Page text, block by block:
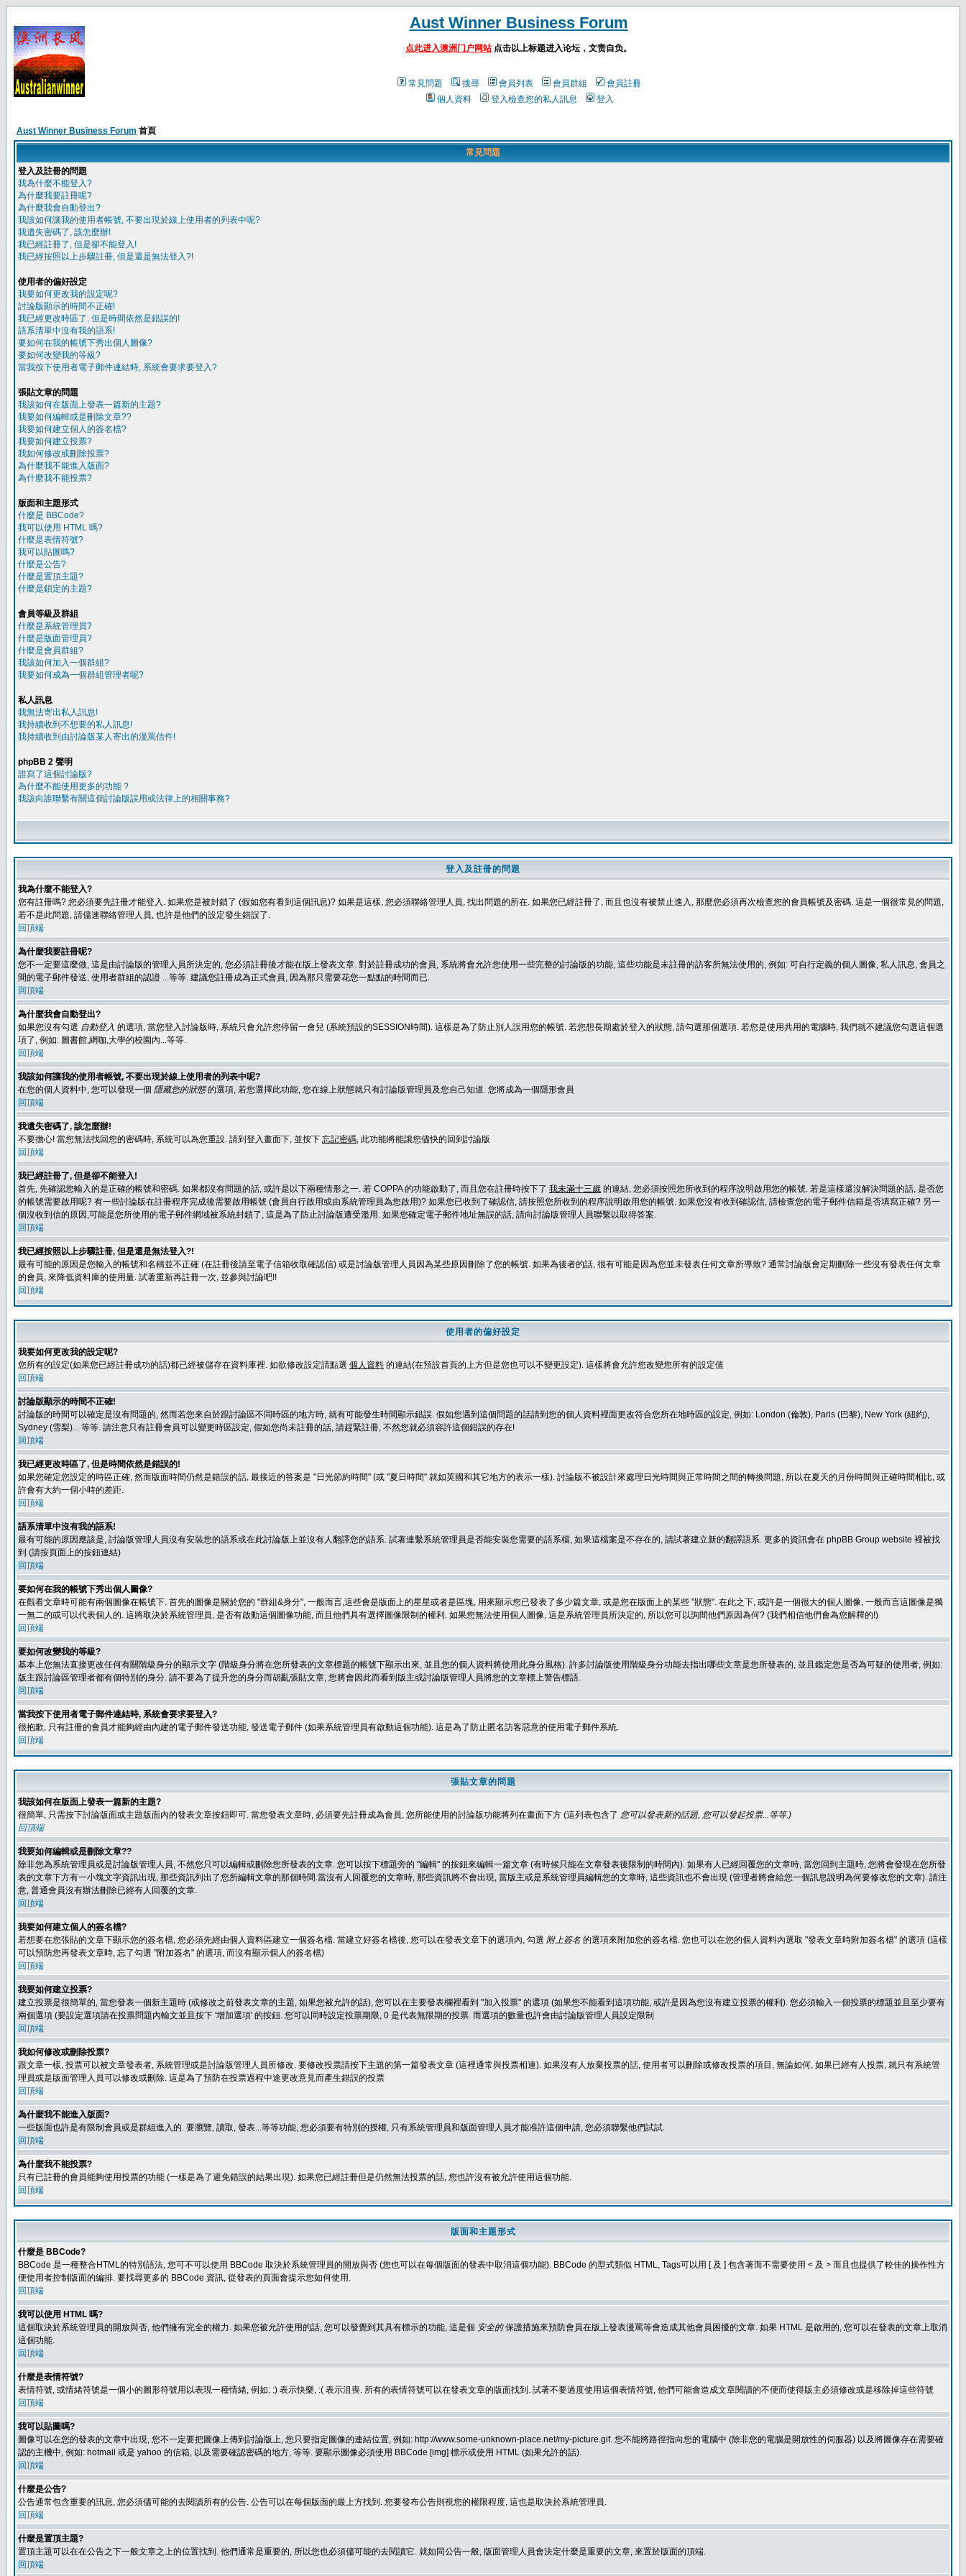
Aust Winner Business Forum
点此进入澳洲门户网站点击以上标题进入论坛，文责自负。
常見問題 搜尋 會員列表 會員群組
會員註冊
個人資料
登入檢查您的私人訊息 登入
Aust Winner Business Forum 首頁
常見問題
登入及註冊的問題
我為什麼不能登入?
為什麼我要註冊呢?
為什麼我會自動登出?
我該如何讓我的使用者帳號, 不要出現於線上使用者的列表中呢?
我遺失密碼了, 該怎麼辦!
我已經註冊了, 但是卻不能登入!
我已經按照以上步驟註冊, 但是還是無法登入?!
使用者的偏好設定
我要如何更改我的設定呢?
討論版顯示的時間不正確!
我已經更改時區了, 但是時間依然是錯誤的!
語系清單中沒有我的語系!
要如何在我的帳號下秀出個人圖像?
要如何改變我的等級?
當我按下使用者電子郵件連結時, 系統會要求要登入?
張貼文章的問題
我該如何在版面上發表一篇新的主題?
我要如何編輯或是刪除文章??
我要如何建立個人的簽名檔?
我要如何建立投票?
我如何修改或刪除投票?
為什麼我不能進入版面?
為什麼我不能投票?
版面和主題形式
什麼是 BBCode?
我可以使用 HTML 嗎?
什麼是表情符號?
我可以貼圖嗎?
什麼是公告?
什麼是置頂主題?
什麼是鎖定的主題?
會員等級及群組
什麼是系統管理員?
什麼是版面管理員?
什麼是會員群組?
我該如何加入一個群組?
我要如何成為一個群組管理者呢?
私人訊息
我無法寄出私人訊息!
我持續收到不想要的私人訊息!
我持續收到由討論版某人寄出的漫罵信件!
phpBB 2 聲明
誰寫了這個討論版?
為什麼不能使用更多的功能 ?
我該向誰聯繫有關這個討論版誤用或法律上的相關事務?
登入及註冊的問題
我為什麼不能登入?
您有註冊嗎? 您必須要先註冊才能登入. 如果您是被封鎖了 (假如您有看到這個訊息)? 如果是這樣, 您必須聯絡管理人員, 找出問題的所在. 如果您已經註冊了, 而且也沒有被禁止進入, 那麼您必須再次檢查您的會員帳號及密碼. 這是一個很常見的問題,
若不是此問題, 請儘速聯絡管理人員, 也許是他們的設定發生錯誤了.
回頂端
為什麼我要註冊呢?
您不一定要這麼做, 這是由討論版的管理人員所決定的, 您必須註冊後才能在版上發表文章. 對於註冊成功的會員, 系統將會允許您使用一些完整的討論版的功能, 這些功能是未註冊的訪客所無法使用的, 例如: 可自行定義的個人圖像, 私人訊息, 會員之
間的電子郵件發送, 使用者群組的認證 ...等等. 建議您註冊成為正式會員, 因為那只需要花您一點點的時間而已.
回頂端
為什麼我會自動登出?
如果您沒有勾選 自動登入 的選項, 當您登入討論版時, 系統只會允許您停留一會兒 (系統預設的SESSION時間). 這樣是為了防止別人誤用您的帳號. 若您想長期處於登入的狀態, 請勾選那個選項. 若您是使用共用的電腦時, 我們就不建議您勾選這個選
項了, 例如: 圖書館,網咖,大學的校園內...等等.
回頂端
我該如何讓我的使用者帳號, 不要出現於線上使用者的列表中呢?
在您的個人資料中, 您可以發現一個 隱藏您的狀態的選項, 若您選擇此功能, 您在線上狀態就只有討論版管理員及您自己知道. 您將成為一個隱形會員
回頂端
我遺失密碼了, 該怎麼辦!
不要擔心! 當您無法找回您的密碼時, 系統可以為您重設. 請到登入畫面下, 並按下 忘記密碼, 此功能將能讓您儘快的回到討論版
回頂端
我已經註冊了, 但是卻不能登入!
首先, 先確認您輸入的是正確的帳號和密碼. 如果都沒有問題的話, 或許是以下兩種情形之一. 若 COPPA 的功能啟動了, 而且您在註冊時按下了 我未滿十三歲 的連結, 您必須按照您所收到的程序說明啟用您的帳號. 若是這樣還沒解決問題的話, 是否您
的帳號需要啟用呢? 有一些討論版在註冊程序完成後需要啟用帳號 (會員自行啟用或由系統管理員為您啟用)? 如果您已收到了確認信, 請按照您所收到的程序說明啟用您的帳號. 如果您沒有收到確認信, 請檢查您的電子郵件信箱是否填寫正確? 另一
個沒收到信的原因,可能是您所使用的電子郵件網域被系統封鎖了, 這是為了防止討論版遭受濫用. 如果您確定電子郵件地址無誤的話, 請向討論版管理人員聯繫以取得答案.
回頂端
我已經按照以上步驟註冊, 但是還是無法登入?!
最有可能的原因是您輸入的帳號和名稱並不正確 (在註冊後請至電子信箱收取確認信) 或是討論版管理人員因為某些原因刪除了您的帳號. 如果為後者的話, 很有可能是因為您並未發表任何文章所導致? 通常討論版會定期刪除一些沒有發表任何文章
的會員, 來降低資料庫的使用量. 試著重新再註冊一次, 並參與討論吧!!
回頂端
使用者的偏好設定
我要如何更改我的設定呢?
您所有的設定(如果您已經註冊成功的話)都已經被儲存在資料庫裡. 如欲修改設定請點選 個人資料 的連結(在預設首頁的上方但是您也可以不變更設定). 這樣將會允許您改變您所有的設定值
回頂端
討論版顯示的時間不正確!
討論版的時間可以確定是沒有問題的, 然而若您來自於跟討論區不同時區的地方時, 就有可能發生時間顯示錯誤. 假如您遇到這個問題的話請到您的個人資料裡面更改符合您所在地時區的設定, 例如: London (倫敦), Paris (巴黎), New York (紐約),
Sydney (雪梨)... 等等. 請注意只有註冊會員可以變更時區設定, 假如您尚未註冊的話, 請趕緊註冊, 不然您就必須容許這個錯誤的存在!
回頂端
我已經更改時區了, 但是時間依然是錯誤的!
如果您確定您設定的時區正確, 然而版面時間仍然是錯誤的話, 最接近的答案是 "日光節約時間" (或 "夏日時間" 就如英國和其它地方的表示一樣). 討論版不被設計來處理日光時間與正常時間之間的轉換問題, 所以在夏天的月份時間與正確時間相比, 或
許會有大約一個小時的差距.
回頂端
語系清單中沒有我的語系!
最有可能的原因應該是, 討論版管理人員沒有安裝您的語系或在此討論版上並沒有人翻譯您的語系. 試著連繫系統管理員是否能安裝您需要的語系檔, 如果這檔案是不存在的, 請試著建立新的翻譯語系. 更多的資訊會在 phpBB Group website 裡被找
到 (請按頁面上的按鈕連結)
回頂端
要如何在我的帳號下秀出個人圖像?
在觀看文章時可能有兩個圖像在帳號下. 首先的圖像是關於您的 "群組&身分", 一般而言,這些會是版面上的星星或者是區塊, 用來顯示您已發表了多少篇文章, 或是您在版面上的某些 "狀態". 在此之下, 或許是一個很大的個人圖像, 一般而言這圖像是獨
一無二的或可以代表個人的. 這將取決於系統管理員, 是否有啟動這個圖像功能, 而且他們具有選擇圖像限制的權利. 如果您無法使用個人圖像, 這是系統管理員所決定的, 所以您可以詢間他們原因為何? (我們相信他們會為您解釋的!)
回頂端
要如何改變我的等級?
基本上您無法直接更改任何有關階級身分的顯示文字 (階級身分將在您所發表的文章標題的帳號下顯示出來, 並且您的個人資料將使用此身分風格). 許多討論版使用階級身分功能去指出哪些文章是您所發表的, 並且鑑定您是否為可疑的使用者, 例如:
版主跟討論區管理者都有個特別的身分. 請不要為了提升您的身分而胡亂張貼文章, 您將會因此而看到版主或討論版管理人員將您的文章標上警告標語.
回頂端
當我按下使用者電子郵件連結時, 系統會要求要登入?
很抱歉, 只有註冊的會員才能夠經由內建的電子郵件發送功能, 發送電子郵件 (如果系統管理員有啟動這個功能). 這是為了防止匿名訪客惡意的使用電子郵件系統.
回頂端
張貼文章的問題
我該如何在版面上發表一篇新的主題?
很簡單, 只需按下討論版面或主題版面內的發表文章按鈕即可. 當您發表文章時, 必須要先註冊成為會員, 您所能使用的討論版功能將列在畫面下方 (這列表包含了 您可以發表新的話題, 您可以發起投票...等等.)
回頂端
我要如何編輯或是刪除文章??
除非您為系統管理員或是討論版管理人員, 不然您只可以編輯或刪除您所發表的文章. 您可以按下標題旁的 "編輯" 的按鈕來編輯一篇文章 (有時候只能在文章發表後限制的時間內). 如果有人已經回覆您的文章時, 當您回到主題時, 您將會發現在您所發
表的文章下方有一小塊文字資訊出現, 那些資訊列出了您所編輯文章的那個時間.當沒有人回覆您的文章時, 那些資訊將不會出現, 當版主或是系統管理員編輯您的文章時, 這些資訊也不會出現 (管理者將會給您一個訊息說明為何要修改您的文章). 請注
意, 普通會員沒有辦法刪除已經有人回覆的文章.
回頂端
我要如何建立個人的簽名檔?
若想要在您張貼的文章下顯示您的簽名檔, 您必須先經由個人資料區建立一個簽名檔. 當建立好簽名檔後, 您可以在發表文章下的選項內, 勾選 附上簽名 的選項來附加您的簽名檔. 您也可以在您的個人資料內選取 "發表文章時附加簽名檔" 的選項 (這樣
可以預防您再發表文章時, 忘了勾選 "附加簽名" 的選項, 而沒有顯示個人的簽名檔)
回頂端
我要如何建立投票?
建立投票是很簡單的, 當您發表一個新主題時 (或修改之前發表文章的主題, 如果您被允許的話), 您可以在主要發表欄裡看到 "加入投票" 的選項 (如果您不能看到這項功能, 或許是因為您沒有建立投票的權利). 您必須輸入一個投票的標題並且至少要有
兩個選項 (要設定選項請在投票問題內輸文並且按下 '增加選項' 的按鈕. 您可以同時設定投票期限, 0 是代表無限期的投票. 而選項的數量也許會由討論版管理人員設定限制
回頂端
我如何修改或刪除投票?
跟文章一樣, 投票可以被文章發表者, 系統管理或是討論版管理人員所修改. 要修改投票請按下主題的第一篇發表文章 (這裡通常與投票相連). 如果沒有人放棄投票的話, 使用者可以刪除或修改投票的項目, 無論如何, 如果已經有人投票, 就只有系統管
理員或是版面管理人員可以修改或刪除. 這是為了預防在投票過程中途更改意見而產生錯誤的投票
回頂端
為什麼我不能進入版面?
一些版面也許是有限制會員或是群組進入的. 要瀏覽, 讀取, 發表...等等功能, 您必須要有特別的授權, 只有系統管理員和版面管理人員才能准許這個申請, 您必須聯繫他們試試.
回頂端
為什麼我不能投票?
只有已註冊的會員能夠使用投票的功能 (一樣是為了避免錯誤的結果出現). 如果您已經註冊但是仍然無法投票的話, 您也許沒有被允許使用這個功能.
回頂端
版面和主題形式
什麼是 BBCode?
BBCode 是一種整合HTML的特別語法, 您可不可以使用 BBCode 取決於系統管理員的開放與否 (您也可以在每個版面的發表中取消這個功能). BBCode 的型式類似 HTML, Tags可以用 [ 及 ] 包含著而不需要使用 < 及 > 而且也提供了較佳的操作性方
便使用者控制版面的編排. 要找尋更多的 BBCode 資訊, 從發表的頁面會提示您如何使用.
回頂端
我可以使用 HTML 嗎?
這個取決於系統管理員的開放與否, 他們擁有完全的權力. 如果您被允許使用的話, 您可以發覺到其具有標示的功能, 這是個 安全的保護措施來預防會員在版上發表漫罵等會造成其他會員困擾的文章. 如果 HTML 是啟用的, 您可以在發表的文章上取消
這個功能.
回頂端
什麼是表情符號?
表情符號, 或情緒符號是一個小的圖形符號用以表現一種情緒, 例如: :) 表示快樂, :( 表示沮喪. 所有的表情符號可以在發表文章的版面找到. 試著不要過度使用這個表情符號, 他們可能會造成文章閱讀的不便而使得版主必須修改或是移除掉這些符號
回頂端
我可以貼圖嗎?
圖像可以在您的發表的文章中出現, 您不一定要把圖像上傳到討論版上, 您只要指定圖像的連結位置, 例如: http://www.some-unknown-place.net/my-picture.gif. 您不能將路徑指向您的電腦中 (除非您的電腦是開放性的伺服器) 以及將圖像存在需要確
認的主機中, 例如: hotmail 或是 yahoo 的信箱, 以及需要確認密碼的地方, 等等. 要顯示圖像必須使用 BBCode [img] 標示或使用 HTML (如果允許的話).
回頂端
什麼是公告?
公告通常包含重要的訊息, 您必須儘可能的去閱讀所有的公告. 公告可以在每個版面的最上方找到. 您要發布公告則視您的權限程度, 這也是取決於系統管理員.
回頂端
什麼是置頂主題?
置頂主題可以在在公告之下一般文章之上的位置找到. 他們通常是重要的, 所以您也必須儘可能的去閱讀它. 就如同公告一般, 版面管理人員會決定什麼是重要的文章, 來置於版面的頂端.
回頂端